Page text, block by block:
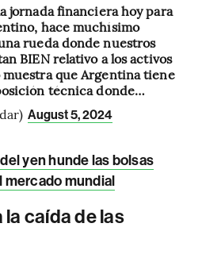
jornada financiera hoy para
hace muchísimo
rueda donde nuestros
BIEN relativo a los activos
muestra que Argentina tiene
técnica donde…
August 5, 2024
yen hunde las bolsas
mercado mundial
caída de las